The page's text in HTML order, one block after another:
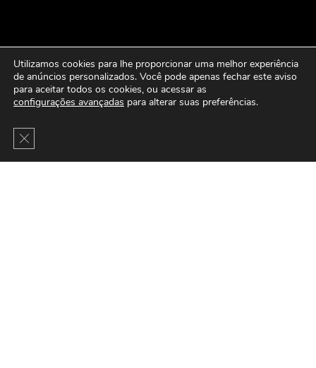
Utilizamos cookies para lhe proporcionar uma melhor experiência
de anúncios personalizados. Você pode apenas fechar este aviso
para aceitar todos os cookies, ou acessar as
configurações avançadas para alterar suas preferências.
Close GDPR Cookie Banner